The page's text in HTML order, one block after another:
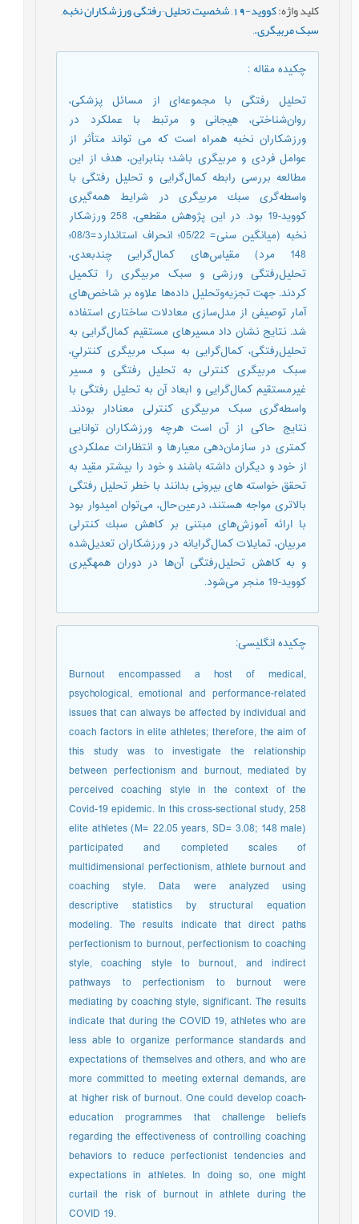
کلید واژه:کووید-19 ,شخصيت,تحلیل¬رفتگی,ورزشکاران نخبه,
سبک مربیگری.,
چکیده مقاله:
تحلیل رفتگی با مجموعه‌ای از مسائل پزشکی،
روان‌شناختی، هیجانی و مرتبط با عملکرد در
ورزشکاران نخبه همراه است که می تواند متأثر از
عوامل فردی و مربیگری باشد؛ بنابراین، هدف از این
مطالعه بررسی رابطه کمال‌گرایی و تحلیل رفتگی با
واسطه‌گری سبك مربیگری در شرايط همه‌گیری
کووید-19 بود. در این پژوهش مقطعی، 258 ورزشکار
نخبه (میانگین سنی= 05/22؛ انحراف استاندارد=08/3؛
148 مرد) مقیاس‌های کمال‌گرایی چندبعدی،
تحلیل‌رفتگی ورزشی و سبک مربیگری را تکمیل
کردند. جهت تجزیه‌وتحلیل داده‌ها علاوه بر شاخص‌های
آمار توصیفی از مدل‌سازی معادلات ساختاری استفاده
شد. نتایج نشان داد مسیرهای مستقیم کمال‌گرایی به
تحلیل‌رفتگی، کمال‌گرایی به سبک مربیگری كنترلي،
سبک مربیگری کنترلی به تحلیل رفتگی و مسیر
غیرمستقیم کمال‌گرایی و ابعاد آن به تحلیل رفتگی با
واسطه‌گری سبک مربیگری کنترلی معنادار بودند.
نتایج حاکی از آن است هرچه ورزشکاران توانایی
کمتری در سازمان‌دهی معیارها و انتظارات عملکردی
از خود و دیگران داشته باشند و خود را بیشتر مقید به
تحقق خواسته های بیرونی بدانند با خطر تحلیل رفتگی
بالاتری مواجه هستند، درعین‌حال، می‌توان امیدوار بود
با ارائه آموزش‌های مبتنی بر کاهش سبك کنترلی
مربیان، تمایلات کمال‌گرایانه در ورزشکاران تعدیل‌شده
و به کاهش تحلیل‌رفتگی آن‌ها در دوران همه‏گیری
کووید-19 منجر می‌شود.
چکیده انگلیسی:
Burnout encompassed a host of medical,
psychological, emotional and performance-related
issues that can always be affected by individual and
coach factors in elite athletes; therefore, the aim of
this study was to investigate the relationship
between perfectionism and burnout, mediated by
perceived coaching style in the context of the
Covid-19 epidemic. In this cross-sectional study, 258
elite athletes (M= 22.05 years, SD= 3.08; 148 male)
participated and completed scales of
multidimensional perfectionism, athlete burnout and
coaching style. Data were analyzed using
descriptive statistics by structural equation
modeling. The results indicate that direct paths
perfectionism to burnout, perfectionism to coaching
style, coaching style to burnout, and indirect
pathways to perfectionism to burnout were
mediating by coaching style, significant. The results
indicate that during the COVID 19, athletes who are
less able to organize performance standards and
expectations of themselves and others, and who are
more committed to meeting external demands, are
at higher risk of burnout. One could develop coach-
education programmes that challenge beliefs
regarding the effectiveness of controlling coaching
behaviors to reduce perfectionist tendencies and
expectations in athletes. In doing so, one might
curtail the risk of burnout in athlete during the
COVID 19.